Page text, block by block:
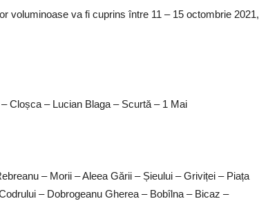
voluminoase va fi cuprins între 11 – 15 octombrie 2021,
Cloșca – Lucian Blaga – Scurtă – 1 Mai
– Morii – Aleea Gării – Șieului – Griviței – Piața
– Dobrogeanu Gherea – Bobîlna – Bicaz –